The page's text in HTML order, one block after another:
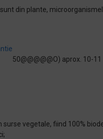
din plante,
50@@@@@O) aprox. 10-11
vegetale, fiind 100%